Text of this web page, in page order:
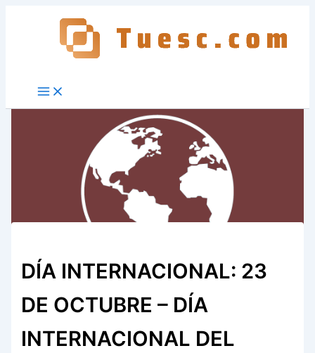
DÍA INTERNACIONAL: 23
DE OCTUBRE – DÍA
INTERNACIONAL DEL